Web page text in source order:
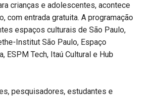
crianças e adolescentes, acontece
com entrada gratuita. A programação
espaços culturais de São Paulo,
Institut São Paulo, Espaço
ESPM Tech, Itaú Cultural e Hub
pesquisadores, estudantes e